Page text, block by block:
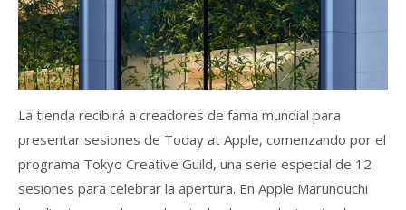
La tienda recibirá a creadores de fama mundial para
presentar sesiones de Today at Apple, comenzando por el
programa Tokyo Creative Guild, una serie especial de 12
sesiones para celebrar la apertura. En Apple Marunouchi